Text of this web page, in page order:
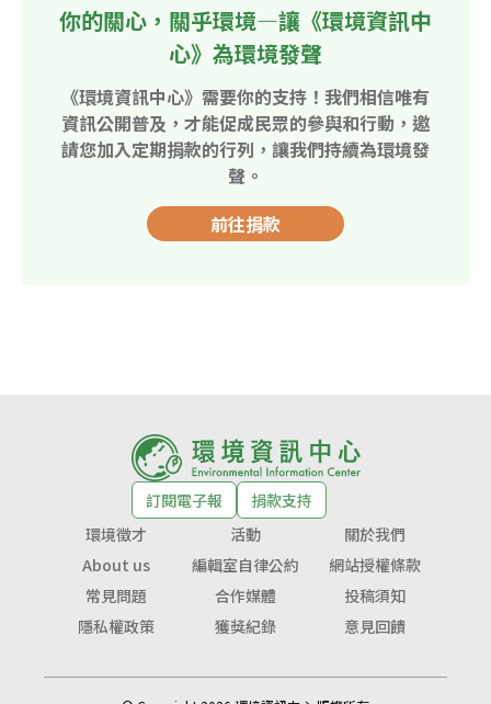
你的關心，關乎環境—讓《環境資訊中
心》為環境發聲
《環境資訊中心》需要你的支持！我們相信唯有
資訊公開普及，才能促成民眾的參與和行動，邀
請您加入定期捐款的行列，讓我們持續為環境發
聲。
前往捐款
訂閱電子報
捐款支持
環境徵才
活動
關於我們
About us
編輯室自律公約
網站授權條款
常見問題
合作媒體
投稿須知
隱私權政策
獲獎紀錄 意見回饋